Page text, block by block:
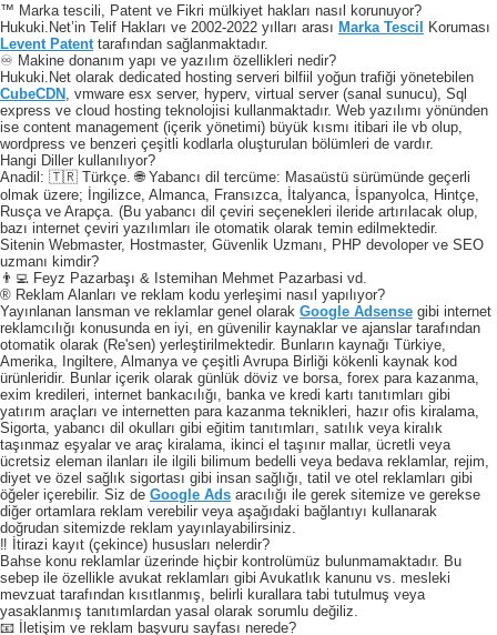
™ Marka tescili, Patent ve Fikri mülkiyet hakları nasıl korunuyor?
Hukuki.Net’in Telif Hakları ve 2002-2022 yılları arası Marka Tescil Koruması
Levent Patent tarafından sağlanmaktadır.
♾️ Makine donanım yapı ve yazılım özellikleri nedir?
Hukuki.Net olarak dedicated hosting serveri bilfiil yoğun trafiği yönetebilen
CubeCDN , vmware esx server, hyperv, virtual server (sanal sunucu), Sql
express ve cloud hosting teknolojisi kullanmaktadır. Web yazılımı yönünden
ise content management (içerik yönetimi) büyük kısmı itibari ile vb olup,
wordpress ve benzeri çeşitli kodlarla oluşturulan bölümleri de vardır.
Hangi Diller kullanılıyor?
Anadil: 🇹🇷 Türkçe. 🌐 Yabancı dil tercüme: Masaüstü sürümünde geçerli
olmak üzere; İngilizce, Almanca, Fransızca, İtalyanca, İspanyolca, Hintçe,
Rusça ve Arapça. (Bu yabancı dil çeviri seçenekleri ileride artırılacak olup,
bazı internet çeviri yazılımları ile otomatik olarak temin edilmektedir.
Sitenin Webmaster, Hostmaster, Güvenlik Uzmanı, PHP devoloper ve SEO
uzmanı kimdir?
👨‍💻 Feyz Pazarbaşı & Istemihan Mehmet Pazarbasi vd.
® Reklam Alanları ve reklam kodu yerleşimi nasıl yapılıyor?
Yayınlanan lansman ve reklamlar genel olarak Google Adsense gibi internet
reklamcılığı konusunda en iyi, en güvenilir kaynaklar ve ajanslar tarafından
otomatik olarak (Re'sen) yerleştirilmektedir. Bunların kaynağı Türkiye,
Amerika, Ingiltere, Almanya ve çeşitli Avrupa Birliği kökenli kaynak kod
ürünleridir. Bunlar içerik olarak günlük döviz ve borsa, forex para kazanma,
exim kredileri, internet bankacılığı, banka ve kredi kartı tanıtımları gibi
yatırım araçları ve internetten para kazanma teknikleri, hazır ofis kiralama,
Sigorta, yabancı dil okulları gibi eğitim tanıtımları, satılık veya kiralık
taşınmaz eşyalar ve araç kiralama, ikinci el taşınır mallar, ücretli veya
ücretsiz eleman ilanları ile ilgili bilimum bedelli veya bedava reklamlar, rejim,
diyet ve özel sağlık sigortası gibi insan sağlığı, tatil ve otel reklamları gibi
öğeler içerebilir. Siz de Google Ads aracılığı ile gerek sitemize ve gerekse
diğer ortamlara reklam verebilir veya aşağıdaki bağlantıyı kullanarak
doğrudan sitemizde reklam yayınlayabilirsiniz.
‼️ İtirazi kayıt (çekince) hususları nelerdir?
Bahse konu reklamlar üzerinde hiçbir kontrolümüz bulunmamaktadır. Bu
sebep ile özellikle avukat reklamları gibi Avukatlık kanunu vs. mesleki
mevzuat tarafından kısıtlanmış, belirli kurallara tabi tutulmuş veya
yasaklanmış tanıtımlardan yasal olarak sorumlu değiliz.
📧 İletişim ve reklam başvuru sayfası nerede?